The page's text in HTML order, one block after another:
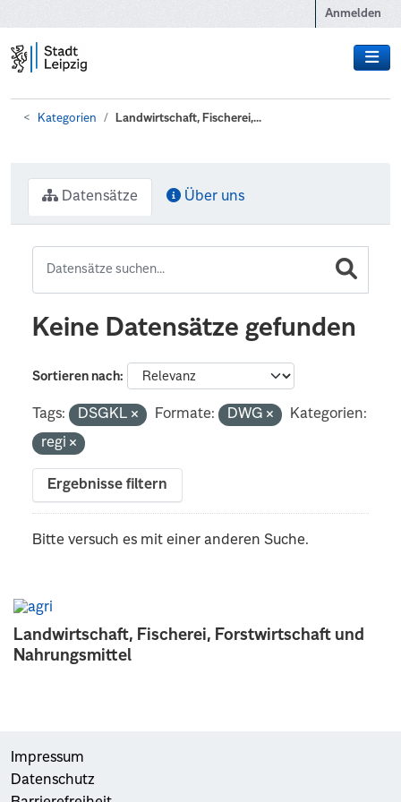
Anmelden
Kategorien Landwirtschaft, Fischerei,...
Landwirtschaft, Fischerei, Forstwirtschaft und
Nahrungsmittel
Datensätze Über uns
Keine Datensätze gefunden
Sortieren nach
Tags: DSGKL Formate: DWG
Kategorien:
regi
Ergebnisse filtern
Bitte versuch es mit einer anderen Suche.
Impressum
Datenschutz